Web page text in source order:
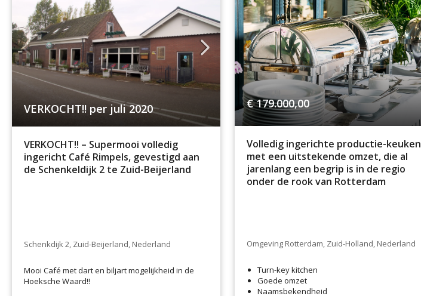
VERKOCHT!! per juli 2020
VERKOCHT!! – Supermooi volledig
ingericht Café Rimpels, gevestigd aan
de Schenkeldijk 2 te Zuid-Beijerland
Schenkdijk 2, Zuid-Beijerland, Nederland
Mooi Café met dart en biljart mogelijkheid in de
Hoeksche Waard!!
€ 179.000,00
Volledig ingerichte productie-keuken
met een uitstekende omzet, die al
jarenlang een begrip is in de regio
onder de rook van Rotterdam
Omgeving Rotterdam, Zuid-Holland, Nederland
Turn-key kitchen
Goede omzet
Naamsbekendheid